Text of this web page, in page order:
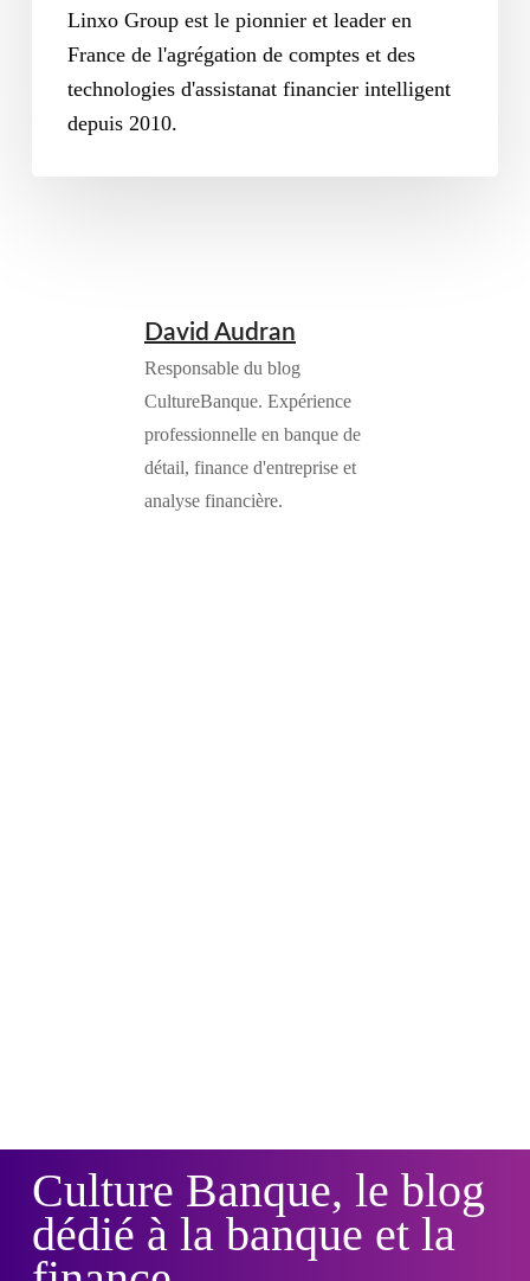
Linxo Group est le pionnier et leader en
France de l'agrégation de comptes et des
technologies d'assistanat financier intelligent
depuis 2010.
David Audran
Responsable du blog
CultureBanque. Expérience
professionnelle en banque de
détail, finance d'entreprise et
analyse financière.
Culture Banque, le blog
dédié à la banque et la